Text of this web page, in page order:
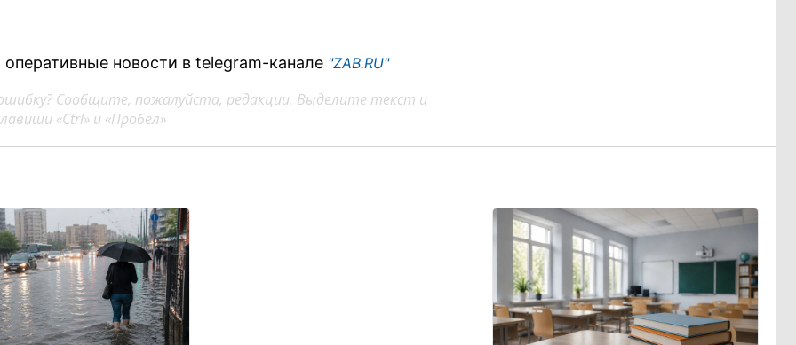
новости в telegram-канале "ZAB.RU"
Сообщите, пожалуйста, редакции. Выделите текст и
«Ctrl» и «Пробел»